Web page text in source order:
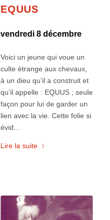
EQUUS
vendredi 8 décembre
Voici un jeune qui voue un
culte étrange aux chevaux,
à un dieu qu’il a construit et
qu’il appelle : EQUUS ; seule
façon pour lui de garder un
lien avec la vie. Cette folie si
évid…
Lire la suite